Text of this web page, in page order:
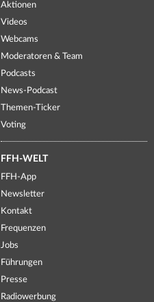
Aktionen
Videos
Webcams
Moderatoren & Team
Podcasts
News-Podcast
Themen-Ticker
Voting
FFH-WELT
FFH-App
Newsletter
Kontakt
Frequenzen
Jobs
Führungen
Presse
Radiowerbung